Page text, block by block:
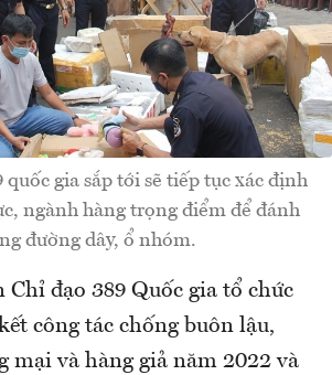
quốc gia sắp tới sẽ tiếp tục xác định
ngành hàng trọng điểm để đánh
đường dây, ổ nhóm.
Chỉ đạo 389 Quốc gia tổ chức
công tác chống buôn lậu,
mại và hàng giả năm 2022 và